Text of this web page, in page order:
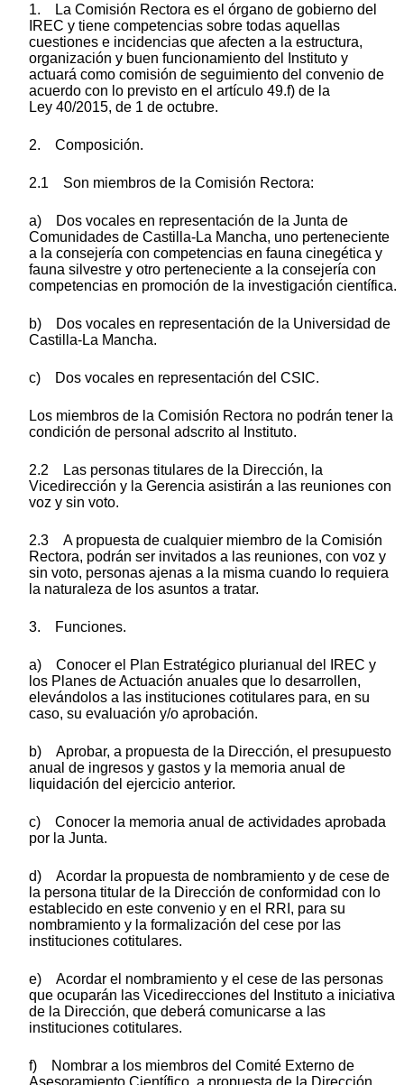
1. La Comisión Rectora es el órgano de gobierno del
IREC y tiene competencias sobre todas aquellas
cuestiones e incidencias que afecten a la estructura,
organización y buen funcionamiento del Instituto y
actuará como comisión de seguimiento del convenio de
acuerdo con lo previsto en el artículo 49.f) de la
Ley 40/2015, de 1 de octubre.
2. Composición.
2.1 Son miembros de la Comisión Rectora:
a) Dos vocales en representación de la Junta de
Comunidades de Castilla-La Mancha, uno perteneciente
a la consejería con competencias en fauna cinegética y
fauna silvestre y otro perteneciente a la consejería con
competencias en promoción de la investigación científica.
b) Dos vocales en representación de la Universidad de
Castilla-La Mancha.
c) Dos vocales en representación del CSIC.
Los miembros de la Comisión Rectora no podrán tener la
condición de personal adscrito al Instituto.
2.2 Las personas titulares de la Dirección, la
Vicedirección y la Gerencia asistirán a las reuniones con
voz y sin voto.
2.3 A propuesta de cualquier miembro de la Comisión
Rectora, podrán ser invitados a las reuniones, con voz y
sin voto, personas ajenas a la misma cuando lo requiera
la naturaleza de los asuntos a tratar.
3. Funciones.
a) Conocer el Plan Estratégico plurianual del IREC y
los Planes de Actuación anuales que lo desarrollen,
elevándolos a las instituciones cotitulares para, en su
caso, su evaluación y/o aprobación.
b) Aprobar, a propuesta de la Dirección, el presupuesto
anual de ingresos y gastos y la memoria anual de
liquidación del ejercicio anterior.
c) Conocer la memoria anual de actividades aprobada
por la Junta.
d) Acordar la propuesta de nombramiento y de cese de
la persona titular de la Dirección de conformidad con lo
establecido en este convenio y en el RRI, para su
nombramiento y la formalización del cese por las
instituciones cotitulares.
e) Acordar el nombramiento y el cese de las personas
que ocuparán las Vicedirecciones del Instituto a iniciativa
de la Dirección, que deberá comunicarse a las
instituciones cotitulares.
f) Nombrar a los miembros del Comité Externo de
Asesoramiento Científico, a propuesta de la Dirección